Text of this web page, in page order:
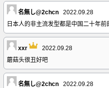
名無し@2chcn
2022.09.28
日本人的非主流发型都是中国二十年前
xxr
2022.09.28
蘑菇头很丑好吧
名無し@2chcn
2022.09.28